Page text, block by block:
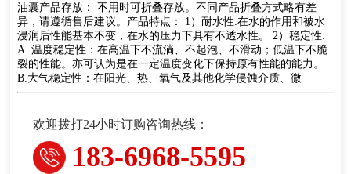
油囊产品存放： 不用时可折叠存放。不同产品折叠方式略有差
异，请遵循售后建议。产品特点： 1）耐水性:在水的作用和被水
浸润后性能基本不变，在水的压力下具有不透水性。 2）稳定性:
A. 温度稳定性：在高温下不流淌、不起泡、不滑动；低温下不脆
裂的性能。亦可认为是在一定温度变化下保持原有性能的能力。
B.大气稳定性：在阳光、热、氧气及其他化学侵蚀介质、微
欢迎拨打24小时订购咨询热线：
183-6968-5595